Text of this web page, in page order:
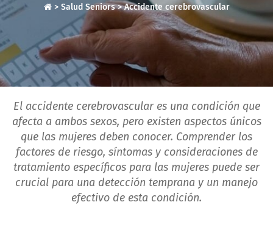
> Salud Seniors>Accidente cerebrovascular
El accidente cerebrovascular es una condición que
afecta a ambos sexos, pero existen aspectos únicos
que las mujeres deben conocer. Comprender los
factores de riesgo, síntomas y consideraciones de
tratamiento específicos para las mujeres puede ser
crucial para una detección temprana y un manejo
efectivo de esta condición.